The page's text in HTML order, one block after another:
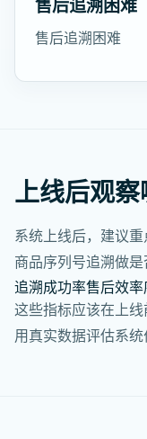
售后追溯困难
售后追溯困难
上线后观
系统上线后，建议
商品序列号追溯做是
追溯成功率售后效率
这些指标应该在上线
用真实数据评估系统